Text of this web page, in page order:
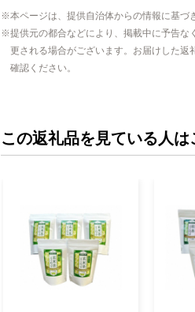
本ページは、提供自治体からの情報に基づ
提供元の都合などにより、掲載中に予告
更される場合がございます。お届けした
確認ください。
この返礼品を見ている人は